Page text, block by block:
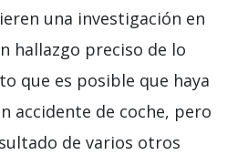
una investigación en
hallazgo preciso de lo
que es posible que haya
accidente de coche, pero
de varios otros